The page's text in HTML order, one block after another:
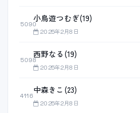
5090
小鳥遊つむぎ(19)
2025年2月8日
5098
西野なる(19)
2025年2月8日
4116
中森きこ(23)
2025年2月8日